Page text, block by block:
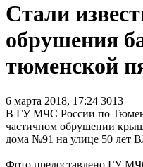
Стали
обрушения
тюменской
6 марта 2018, 17:24 3013
В ГУ МЧС России по
частичном обрушении
дома №91 на улице 50 лет
Фото предоставлено ГУ